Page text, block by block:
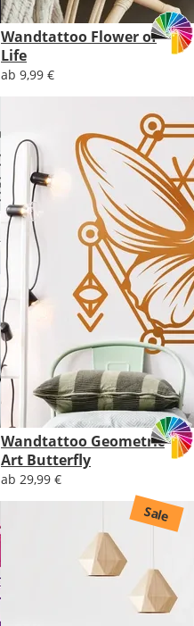
Wandtattoo Flower of
Life
ab 9,99 €
Wandtattoo Geometric
Art Butterfly
ab 29,99 €
Sale